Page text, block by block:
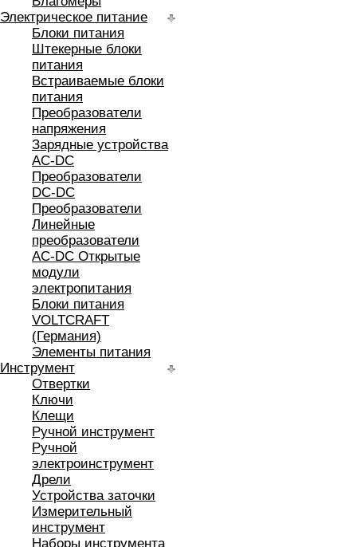
Электрическое питание
Блоки питания
Штекерные блоки
питания
Встраиваемые блоки
питания
Преобразователи
напряжения
Зарядные устройства
AC-DC
Преобразователи
DC-DC
Преобразователи
Линейные
преобразователи
AC-DC Открытые
модули
электропитания
Блоки питания
VOLTCRAFT
(Германия)
Элементы питания
Инструмент
Отвертки
Ключи
Клещи
Ручной инструмент
Ручной
электроинструмент
Дрели
Устройства заточки
Измерительный
инструмент
Наборы инструмента